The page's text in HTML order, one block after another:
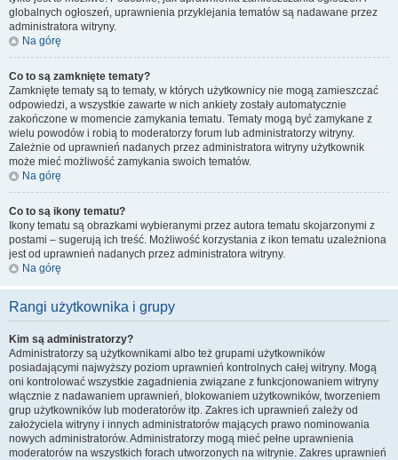
globalnych ogłoszeń, uprawnienia przyklejania tematów są nadawane przez
administratora witryny.
Na górę
Co to są zamknięte tematy?
Zamknięte tematy są to tematy, w których użytkownicy nie mogą zamieszczać
odpowiedzi, a wszystkie zawarte w nich ankiety zostały automatycznie
zakończone w momencie zamykania tematu. Tematy mogą być zamykane z
wielu powodów i robią to moderatorzy forum lub administratorzy witryny.
Zależnie od uprawnień nadanych przez administratora witryny użytkownik
może mieć możliwość zamykania swoich tematów.
Na górę
Co to są ikony tematu?
Ikony tematu są obrazkami wybieranymi przez autora tematu skojarzonymi z
postami – sugerują ich treść. Możliwość korzystania z ikon tematu uzależniona
jest od uprawnień nadanych przez administratora witryny.
Na górę
Rangi użytkownika i grupy
Kim są administratorzy?
Administratorzy są użytkownikami albo też grupami użytkowników
posiadającymi najwyższy poziom uprawnień kontrolnych całej witryny. Mogą
oni kontrolować wszystkie zagadnienia związane z funkcjonowaniem witryny
włącznie z nadawaniem uprawnień, blokowaniem użytkowników, tworzeniem
grup użytkowników lub moderatorów itp. Zakres ich uprawnień zależy od
założyciela witryny i innych administratorów mających prawo nominowania
nowych administratorów. Administratorzy mogą mieć pełne uprawnienia
moderatorów na wszystkich forach utworzonych na witrynie. Zakres uprawnień